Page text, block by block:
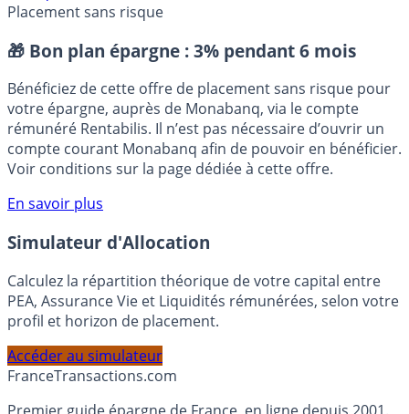
ArnaquesDiamantDiamant d’investissement
Placement sans risque
🎁 Bon plan épargne : 3% pendant 6 mois
Bénéficiez de cette offre de placement sans risque pour
votre épargne, auprès de Monabanq, via le compte
rémunéré Rentabilis. Il n’est pas nécessaire d’ouvrir un
compte courant Monabanq afin de pouvoir en bénéficier.
Voir conditions sur la page dédiée à cette offre.
En savoir plus
Simulateur d'Allocation
Calculez la répartition théorique de votre capital entre
PEA, Assurance Vie et Liquidités rémunérées, selon votre
profil et horizon de placement.
Accéder au simulateur
FranceTransactions.com